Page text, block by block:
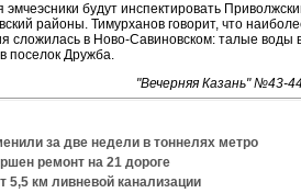
эмчеэсники будут инспектировать
районы. Тимурханов говорит, что
сложилась в Ново-Савиновском: талые воды
поселок Дружба.
"Вечерняя Казань" №43-
за две недели в тоннелях метро
ремонт на 21 дороге
5,5 км ливневой канализации